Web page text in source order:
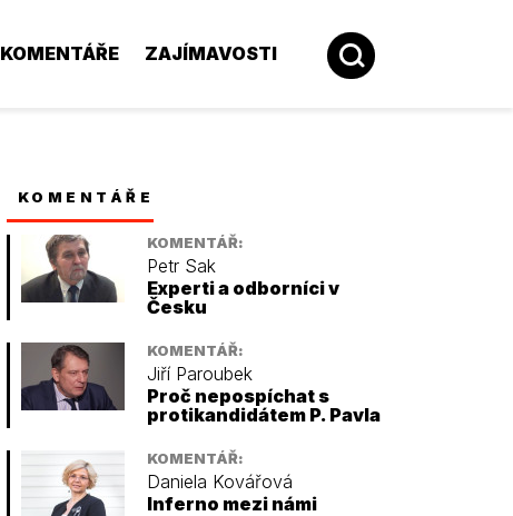
KOMENTÁŘE ZAJÍMAVOSTI
KOMENTÁŘE
KOMENTÁŘ:
Petr Sak
Experti a odborníci v
Česku
KOMENTÁŘ:
Jiří Paroubek
Proč nepospíchat s
protikandidátem P. Pavla
KOMENTÁŘ:
Daniela Kovářová
Inferno mezi námi